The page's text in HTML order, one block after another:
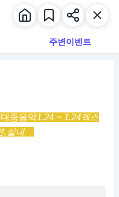
주변이벤트
대중음악1.24 ~ 1.24엑스
,실내